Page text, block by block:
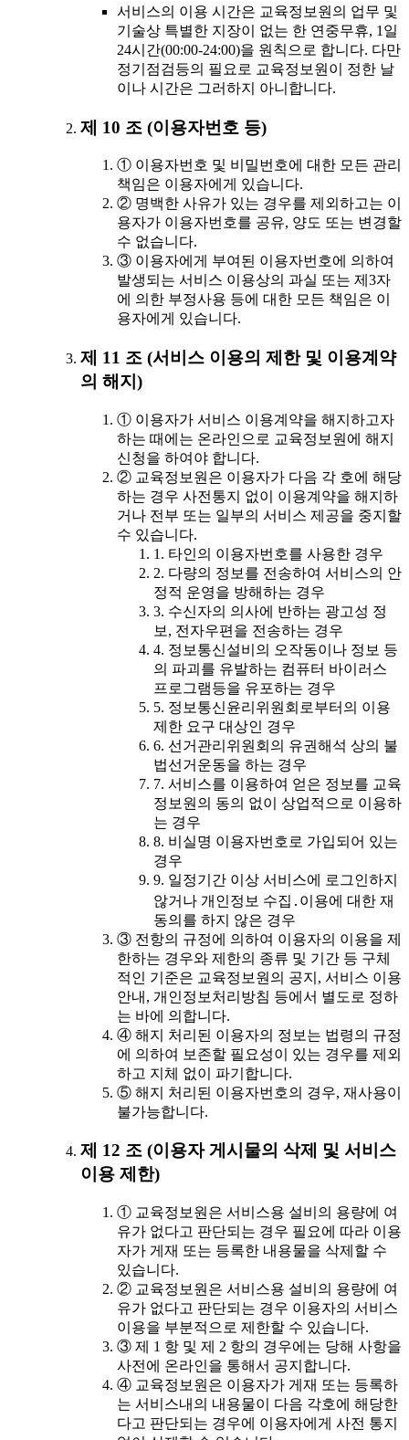
서비스의 이용 시간은 교육정보원의 업무 및
기술상 특별한 지장이 없는 한 연중무휴, 1일
24시간(00:00-24:00)을 원칙으로 합니다. 다만
정기점검등의 필요로 교육정보원이 정한 날
이나 시간은 그러하지 아니합니다.
제 10 조 (이용자번호 등)
① 이용자번호 및 비밀번호에 대한 모든 관리
책임은 이용자에게 있습니다.
② 명백한 사유가 있는 경우를 제외하고는 이
용자가 이용자번호를 공유, 양도 또는 변경할
수 없습니다.
③ 이용자에게 부여된 이용자번호에 의하여
발생되는 서비스 이용상의 과실 또는 제3자
에 의한 부정사용 등에 대한 모든 책임은 이
용자에게 있습니다.
제 11 조 (서비스 이용의 제한 및 이용계약
의 해지)
① 이용자가 서비스 이용계약을 해지하고자
하는 때에는 온라인으로 교육정보원에 해지
신청을 하여야 합니다.
② 교육정보원은 이용자가 다음 각 호에 해당
하는 경우 사전통지 없이 이용계약을 해지하
거나 전부 또는 일부의 서비스 제공을 중지할
수 있습니다.
1. 타인의 이용자번호를 사용한 경우
2. 다량의 정보를 전송하여 서비스의 안
정적 운영을 방해하는 경우
3. 수신자의 의사에 반하는 광고성 정
보, 전자우편을 전송하는 경우
4. 정보통신설비의 오작동이나 정보 등
의 파괴를 유발하는 컴퓨터 바이러스
프로그램등을 유포하는 경우
5. 정보통신윤리위원회로부터의 이용
제한 요구 대상인 경우
6. 선거관리위원회의 유권해석 상의 불
법선거운동을 하는 경우
7. 서비스를 이용하여 얻은 정보를 교육
정보원의 동의 없이 상업적으로 이용하
는 경우
8. 비실명 이용자번호로 가입되어 있는
경우
9. 일정기간 이상 서비스에 로그인하지
않거나 개인정보 수집․이용에 대한 재
동의를 하지 않은 경우
③ 전항의 규정에 의하여 이용자의 이용을 제
한하는 경우와 제한의 종류 및 기간 등 구체
적인 기준은 교육정보원의 공지, 서비스 이용
안내, 개인정보처리방침 등에서 별도로 정하
는 바에 의합니다.
④ 해지 처리된 이용자의 정보는 법령의 규정
에 의하여 보존할 필요성이 있는 경우를 제외
하고 지체 없이 파기합니다.
⑤ 해지 처리된 이용자번호의 경우, 재사용이
불가능합니다.
제 12 조 (이용자 게시물의 삭제 및 서비스
이용 제한)
① 교육정보원은 서비스용 설비의 용량에 여
유가 없다고 판단되는 경우 필요에 따라 이용
자가 게재 또는 등록한 내용물을 삭제할 수
있습니다.
② 교육정보원은 서비스용 설비의 용량에 여
유가 없다고 판단되는 경우 이용자의 서비스
이용을 부분적으로 제한할 수 있습니다.
③ 제 1 항 및 제 2 항의 경우에는 당해 사항을
사전에 온라인을 통해서 공지합니다.
④ 교육정보원은 이용자가 게재 또는 등록하
는 서비스내의 내용물이 다음 각호에 해당한
다고 판단되는 경우에 이용자에게 사전 통지